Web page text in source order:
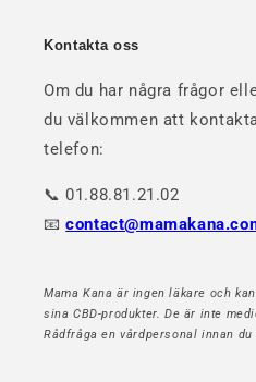
Kontakta oss
Om du har några frågor
du välkommen att
telefon:
📞 01.88.81.21.02
📧
Mama Kana är ingen läkare och
sina CBD-produkter. De är inte
Rådfråga en vårdpersonal innan